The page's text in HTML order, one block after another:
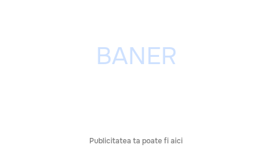
Publicitatea ta poate fi aici